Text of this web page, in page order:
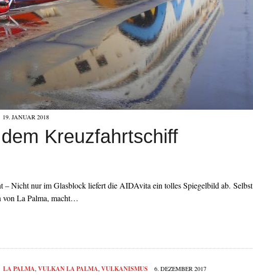
19. JANUAR 2018
Kreuzfahrtschiff
– Nicht nur im Glasblock liefert die AIDAvita ein tolles Spiegelbild ab. Selbst
von La Palma, macht…
LA PALMA, VULKAN LA PALMA, VULKANISMUS 6. DEZEMBER 2017